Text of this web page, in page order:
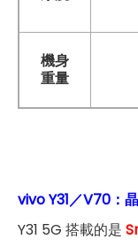
機身
重量
vivo Y31／V70：
Y31 5G 搭載的是